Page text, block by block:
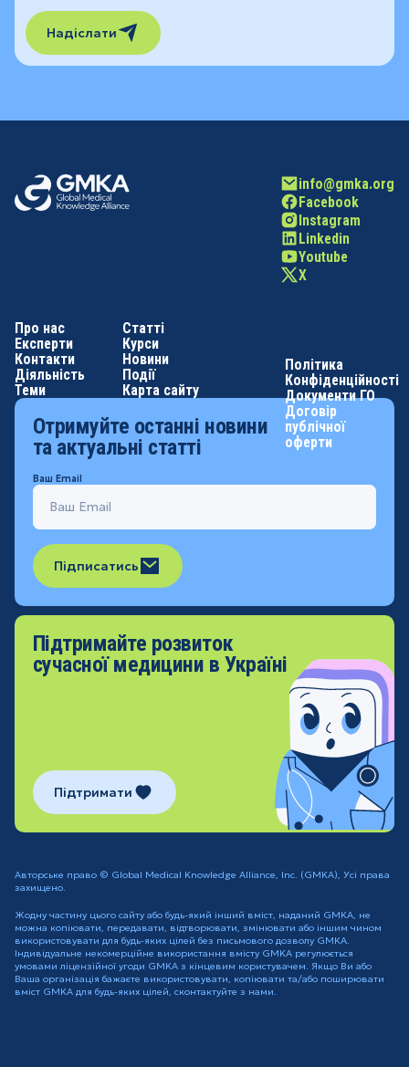
Надіслати
Про нас
Експерти
Контакти
Діяльність
Теми
Статті
Курси
Новини
Події
Карта сайту
Facebook
Instagram
Linkedin
Youtube
X
info@gmka.org
Політика
Конфіденційності
Документи ГО
Договір
публічної
оферти
Авторське право © Global Medical Knowledge Alliance, Inc. (GMKA), Усі права
захищено.
Жодну частину цього сайту або будь-який інший вміст, наданий GMKA, не
можна копіювати, передавати, відтворювати, змінювати або іншим чином
використовувати для будь-яких цілей без письмового дозволу GMKA.
Індивідуальне некомерційне використання вмісту GMKA регулюється
умовами ліцензійної угоди GMKA з кінцевим користувачем. Якщо Ви або
Ваша організація бажаєте використовувати, копіювати та/або поширювати
вміст GMKA для будь-яких цілей, сконтактуйте з нами.
Отримуйте останні новини
та актуальні статті
Ваш Email
Підписатись
Підтримайте розвиток
сучасної медицини в Україні
Підтримати